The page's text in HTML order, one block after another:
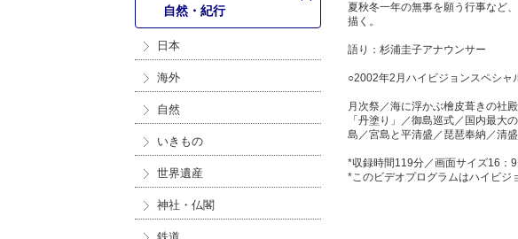
自然・紀行
日本
海外
自然
いきもの
世界遺産
神社・仏閣
夏秋冬一年の無事を願う行事など
描く。
語り：杉浦圭子アナウンサー
○2002年2月ハイビジョンスペシャ
月次祭／海に浮かぶ檜皮葺きの社
「丹塗り」／御島巡式／国内最大
島／宮島と平清盛／琵琶奉納／清
*収録時間119分／画面サイズ16：
*このビデオプログラムはハイビジ